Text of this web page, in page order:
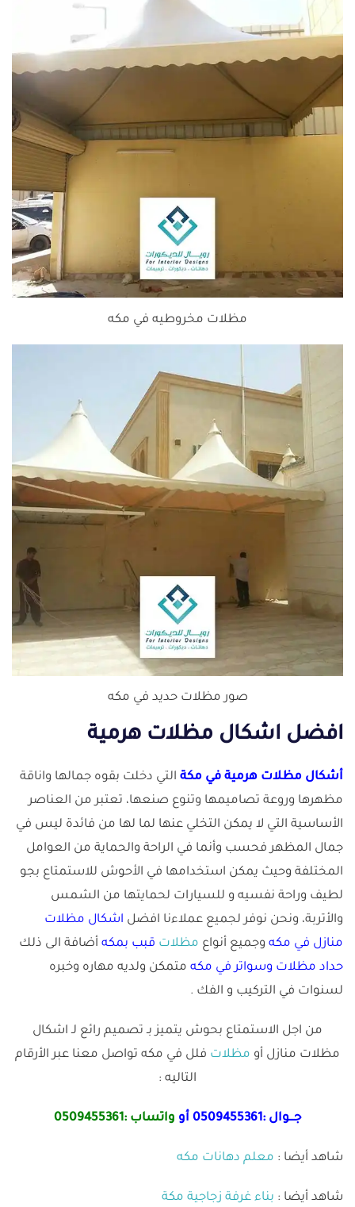
مظلات مخروطيه في مكه
صور مظلات حديد في مكه
افضل اشكال مظلات هرمية
أشكال مظلات هرمية في مكة التي دخلت بقوه جمالها واناقة
مظهرها وروعة تصاميمها وتنوع صنعها، تعتبر من العناصر
الأساسية التي لا يمكن التخلي عنها لما لها من فائدة ليس في
جمال المظهر فحسب وأنما في الراحة والحماية من العوامل
المختلفة وحيث يمكن استخدامها في الأحوش للاستمتاع بجو
لطيف وراحة نفسيه و للسيارات لحمايتها من الشمس
والأتربة، ونحن نوفر لجميع عملاءنا افضل اشكال مظلات
منازل في مكه وجميع أنواع مظلات قبب بمكه أضافة الى ذلك
حداد مظلات وسواتر في مكه متمكن ولديه مهاره وخبره
لسنوات في التركيب و الفك .
من اجل الاستمتاع بحوش يتميز بـ تصميم رائع لـ اشكال
مظلات منازل أو مظلات فلل في مكه تواصل معنا عبر الأرقام
التاليه :
جـــوال :0509455361 أو واتساب :0509455361
شاهد أيضا : معلم دهانات مكه
شاهد أيضا : بناء غرفة زجاجية مكة